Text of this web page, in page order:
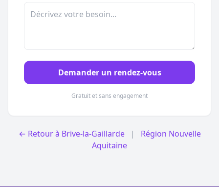
Demander un rendez-vous
Gratuit et sans engagement
← Retour à Brive-la-Gaillarde |
Région Nouvelle
Aquitaine